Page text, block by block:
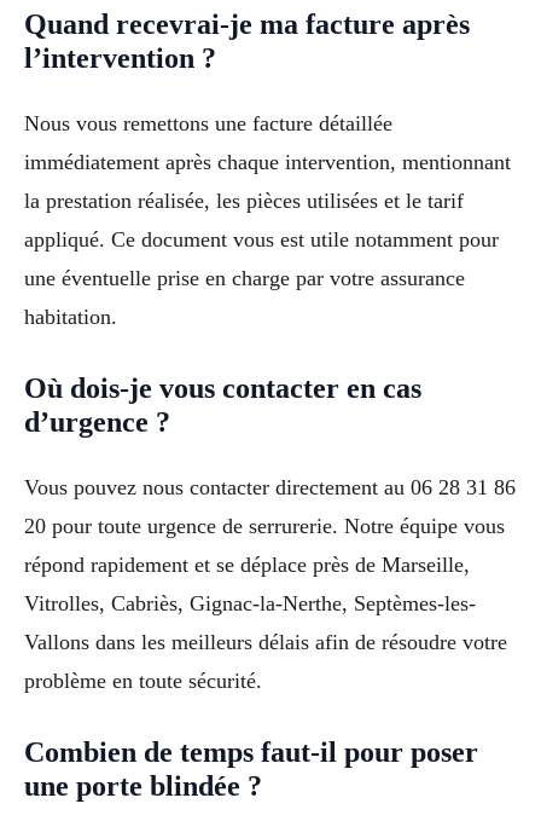
Quand recevrai-je ma facture après
l’intervention ?
Nous vous remettons une facture détaillée
immédiatement après chaque intervention, mentionnant
la prestation réalisée, les pièces utilisées et le tarif
appliqué. Ce document vous est utile notamment pour
une éventuelle prise en charge par votre assurance
habitation.
Où dois-je vous contacter en cas
d’urgence ?
Vous pouvez nous contacter directement au 06 28 31 86
20 pour toute urgence de serrurerie. Notre équipe vous
répond rapidement et se déplace près de Marseille,
Vitrolles, Cabriès, Gignac-la-Nerthe, Septèmes-les-
Vallons dans les meilleurs délais afin de résoudre votre
problème en toute sécurité.
Combien de temps faut-il pour poser
une porte blindée ?